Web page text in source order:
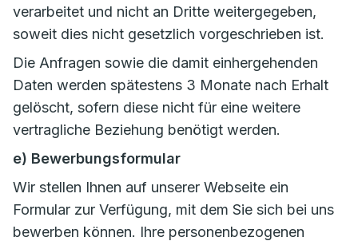
verarbeitet und nicht an Dritte weitergegeben,
soweit dies nicht gesetzlich vorgeschrieben ist.
Die Anfragen sowie die damit einhergehenden
Daten werden spätestens 3 Monate nach Erhalt
gelöscht, sofern diese nicht für eine weitere
vertragliche Beziehung benötigt werden.
e) Bewerbungsformular
Wir stellen Ihnen auf unserer Webseite ein
Formular zur Verfügung, mit dem Sie sich bei uns
bewerben können. Ihre personenbezogenen